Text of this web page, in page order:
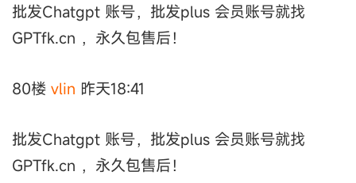
批发Chatgpt 账号，批发plus 会员账号就找
GPTfk.cn ，永久包售后！
80楼 vlin 昨天18:41
批发Chatgpt 账号，批发plus 会员账号就找
GPTfk.cn ，永久包售后！